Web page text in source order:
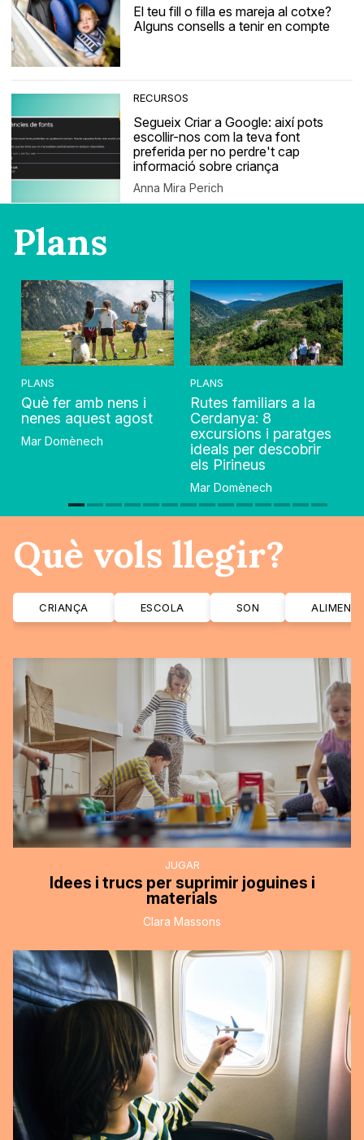
El teu fill o filla es mareja al cotxe?
Alguns consells a tenir en compte
RECURSOS
Segueix Criar a Google: així pots
escollir-nos com la teva font
preferida per no perdre't cap
informació sobre criança
Anna Mira Perich
Plans
PLANS
Què fer amb nens i
nenes aquest agost
Mar Domènech
PLANS
Rutes familiars a la
Cerdanya: 8
excursions i paratges
ideals per descobrir
els Pirineus
Mar Domènech
Què vols llegir?
CRIANÇA ESCOLA SON
JUGAR
Idees i trucs per suprimir joguines i
materials
Clara Massons